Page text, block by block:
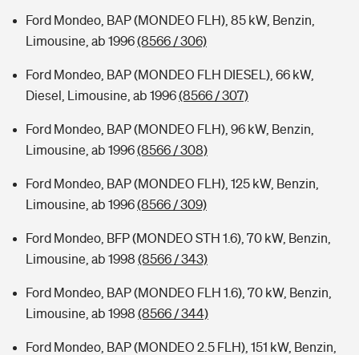
Ford Mondeo, BAP (MONDEO FLH), 85 kW, Benzin,
Limousine, ab 1996(8566 / 306)
Ford Mondeo, BAP (MONDEO FLH DIESEL), 66 kW,
Diesel, Limousine, ab 1996(8566 / 307)
Ford Mondeo, BAP (MONDEO FLH), 96 kW, Benzin,
Limousine, ab 1996(8566 / 308)
Ford Mondeo, BAP (MONDEO FLH), 125 kW, Benzin,
Limousine, ab 1996(8566 / 309)
Ford Mondeo, BFP (MONDEO STH 1.6), 70 kW, Benzin,
Limousine, ab 1998 (8566 / 343)
Ford Mondeo, BAP (MONDEO FLH 1.6), 70 kW, Benzin,
Limousine, ab 1998 (8566 / 344)
Ford Mondeo, BAP (MONDEO 2.5 FLH), 151 kW, Benzin,